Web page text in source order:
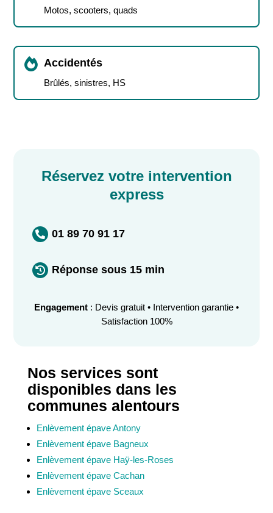
Motos, scooters, quads
 Accidentés
Brûlés, sinistres, HS
Réservez votre intervention
express
 01 89 70 91 17
 Réponse sous 15 min
Engagement : Devis gratuit • Intervention garantie •
Satisfaction 100%
Nos services sont
disponibles dans les
communes alentours
Enlèvement épave Antony
Enlèvement épave Bagneux
Enlèvement épave Haÿ-les-Roses
Enlèvement épave Cachan
Enlèvement épave Sceaux